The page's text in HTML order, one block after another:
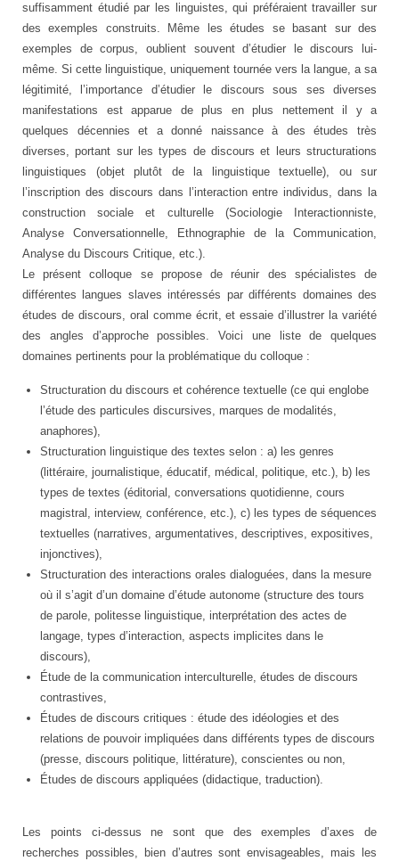
suffisamment étudié par les linguistes, qui préféraient travailler sur
des exemples construits. Même les études se basant sur des
exemples de corpus, oublient souvent d’étudier le discours lui-
même. Si cette linguistique, uniquement tournée vers la langue, a sa
légitimité, l’importance d’étudier le discours sous ses diverses
manifestations est apparue de plus en plus nettement il y a
quelques décennies et a donné naissance à des études très
diverses, portant sur les types de discours et leurs structurations
linguistiques (objet plutôt de la linguistique textuelle), ou sur
l’inscription des discours dans l’interaction entre individus, dans la
construction sociale et culturelle (Sociologie Interactionniste,
Analyse Conversationnelle, Ethnographie de la Communication,
Analyse du Discours Critique, etc.).
Le présent colloque se propose de réunir des spécialistes de
différentes langues slaves intéressés par différents domaines des
études de discours, oral comme écrit, et essaie d’illustrer la variété
des angles d’approche possibles. Voici une liste de quelques
domaines pertinents pour la problématique du colloque :
Structuration du discours et cohérence textuelle (ce qui englobe
l’étude des particules discursives, marques de modalités,
anaphores),
Structuration linguistique des textes selon : a) les genres
(littéraire, journalistique, éducatif, médical, politique, etc.), b) les
types de textes (éditorial, conversations quotidienne, cours
magistral, interview, conférence, etc.), c) les types de séquences
textuelles (narratives, argumentatives, descriptives, expositives,
injonctives),
Structuration des interactions orales dialoguées, dans la mesure
où il s’agit d’un domaine d’étude autonome (structure des tours
de parole, politesse linguistique, interprétation des actes de
langage, types d’interaction, aspects implicites dans le
discours),
Étude de la communication interculturelle, études de discours
contrastives,
Études de discours critiques : étude des idéologies et des
relations de pouvoir impliquées dans différents types de discours
(presse, discours politique, littérature), conscientes ou non,
Études de discours appliquées (didactique, traduction).
Les points ci-dessus ne sont que des exemples d’axes de
recherches possibles, bien d’autres sont envisageables, mais les